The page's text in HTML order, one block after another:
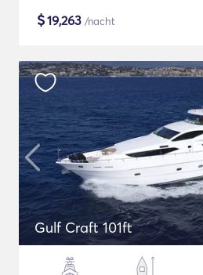
$19,263 /nacht
Gulf Craft 101ft